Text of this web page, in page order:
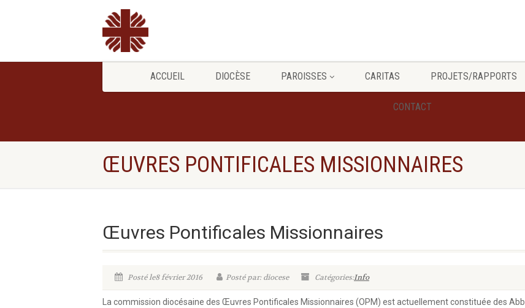
ACCUEIL DIOCÈSE PAROISSES CARITAS PROJETS/RAPPORTS
CONTACT
ŒUVRES PONTIFICALES MISSIONNAIRES
Œuvres Pontificales Missionnaires
Posté le8 février 2016 Posté par: diocese Catégories:Info
La commission diocésaine des Œuvres Pontificales Missionnaires (OPM) est actuellement constituée des